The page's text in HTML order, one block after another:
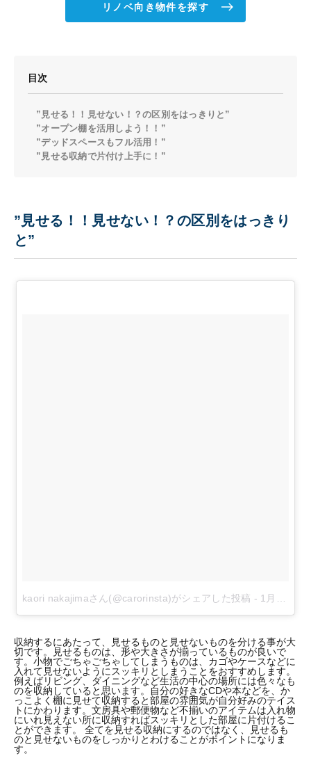
リノベ向き物件を探す
目次
”見せる！！見せない！？の区別をはっきりと”
”オープン棚を活用しよう！！”
”デッドスペースもフル活用！”
”見せる収納で片付け上手に！”
”見せる！！見せない！？の区別をはっきり
と”
kaori nakajimaさん(@carorinsta)がシェアした投稿 - 1月 9, 2018 at 7:27午後 PST
収納するにあたって、見せるものと見せないものを分ける事が大
切です。見せるものは、形や大きさが揃っているものが良いで
す。小物でごちゃごちゃしてしまうものは、カゴやケースなどに
入れて見せないようにスッキリとしまうことをおすすめします。
例えばリビング、ダイニングなど生活の中心の場所には色々なも
のを収納していると思います。自分の好きなCDや本などを、か
っこよく棚に見せて収納すると部屋の雰囲気が自分好みのテイス
トにかわります。文房具や郵便物など不揃いのアイテムは入れ物
にいれ見えない所に収納すればスッキリとした部屋に片付けるこ
とができます。 全てを見せる収納にするのではなく、見せるも
のと見せないものをしっかりとわけることがポイントになりま
す。